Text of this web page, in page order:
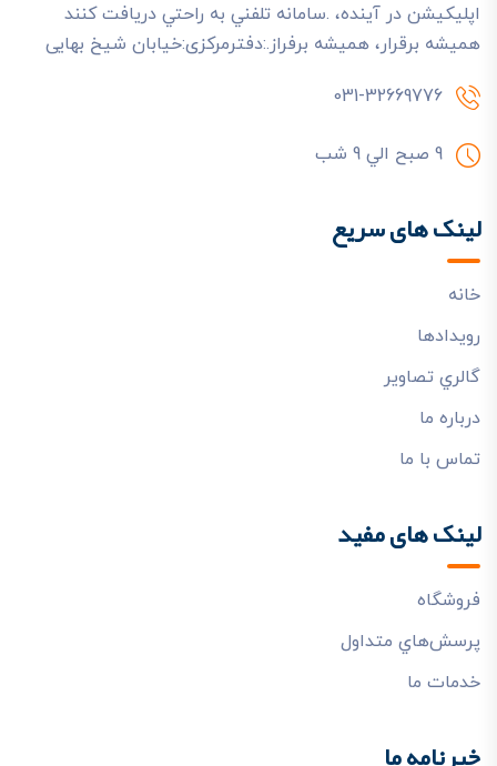
اپليکيشن در آينده، .سامانه تلفني به راحتي دريافت کنند
هميشه برقرار، هميشه برفراز.:دفترمرکزی:خیابان شیخ بهایی
031-32669776
9 صبح الي 9 شب
لینک های سریع
خانه
رويدادها
گالري تصاوير
درباره ما
تماس با ما
لینک های مفید
فروشگاه
پرسش‌هاي متداول
خدمات ما